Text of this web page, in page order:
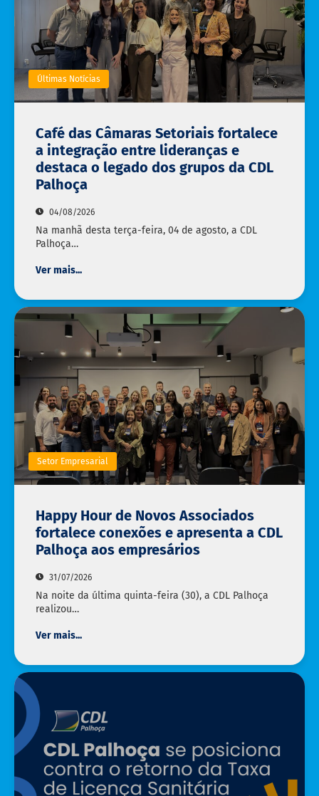
Últimas Notícias
Café das Câmaras Setoriais fortalece
a integração entre lideranças e
destaca o legado dos grupos da CDL
Palhoça
04/08/2026
Na manhã desta terça-feira, 04 de agosto, a CDL
Palhoça…
Ver mais...
Setor Empresarial
Happy Hour de Novos Associados
fortalece conexões e apresenta a CDL
Palhoça aos empresários
31/07/2026
Na noite da última quinta-feira (30), a CDL Palhoça
realizou…
Ver mais...